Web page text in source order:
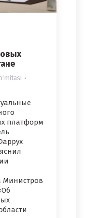
платформ
Министров